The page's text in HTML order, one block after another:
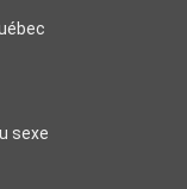
sexe